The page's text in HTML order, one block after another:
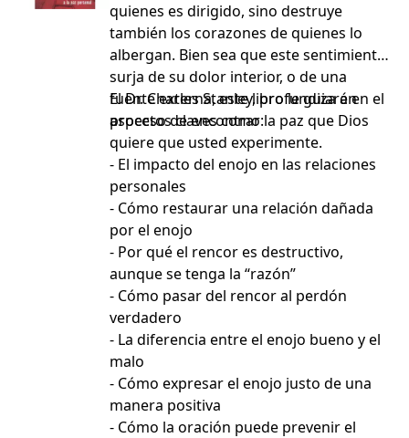
quienes es dirigido, sino destruye
también los corazones de quienes lo
albergan. Bien sea que este sentimiento
surja de su dolor interior, o de una
fuente externa, este libro le guiará en el
proceso de encontrar la paz que Dios
quiere que usted experimente.
El Dr. Charles Stanley, profundiza en
aspectos claves como:
- El impacto del enojo en las relaciones
personales
- Cómo restaurar una relación dañada
por el enojo
- Por qué el rencor es destructivo,
aunque se tenga la “razón”
- Cómo pasar del rencor al perdón
verdadero
- La diferencia entre el enojo bueno y el
malo
- Cómo expresar el enojo justo de una
manera positiva
- Cómo la oración puede prevenir el